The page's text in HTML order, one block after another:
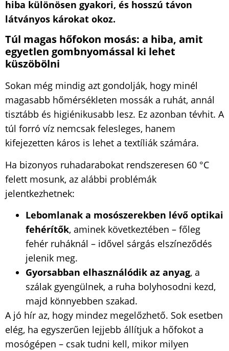
hiba különösen gyakori, és hosszú távon
látványos károkat okoz.
Túl magas hőfokon mosás: a hiba, amit
egyetlen gombnyomással ki lehet
küszöbölni
Sokan még mindig azt gondolják, hogy minél
magasabb hőmérsékleten mossák a ruhát, annál
tisztább és higiénikusabb lesz. Ez azonban tévhit. A
túl forró víz nemcsak felesleges, hanem
kifejezetten káros is lehet a textíliák számára.
Ha bizonyos ruhadarabokat rendszeresen 60 °C
felett mosunk, az alábbi problémák
jelentkezhetnek:
Lebomlanak a mosószerekben lévő optikai
fehérítők, aminek következtében – főleg
fehér ruháknál – idővel sárgás elszíneződés
jelenik meg.
Gyorsabban elhasználódik az anyag, a
szálak gyengülnek, a ruha bolyhosodni kezd,
majd könnyebben szakad.
A jó hír az, hogy mindez megelőzhető. Sok esetben
elég, ha egyszerűen lejjebb állítjuk a hőfokot a
mosógépen – csak tudni kell, mikor milyen